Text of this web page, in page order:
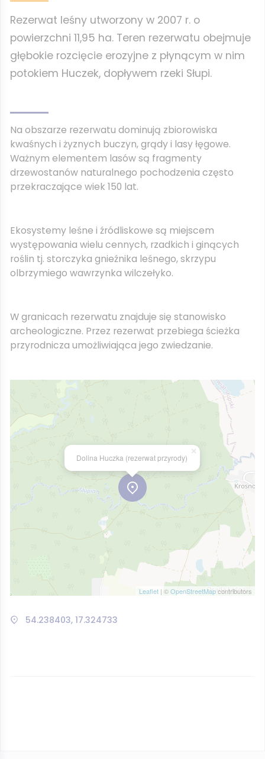
Rezerwat leśny utworzony w 2007 r. o
powierzchni 11,95 ha. Teren rezerwatu obejmuje
głębokie rozcięcie erozyjne z płynącym w nim
potokiem Huczek, dopływem rzeki Słupi.
Na obszarze rezerwatu dominują zbiorowiska
kwaśnych i żyznych buczyn, grądy i lasy łęgowe.
Ważnym elementem lasów są fragmenty
drzewostanów naturalnego pochodzenia często
przekraczające wiek 150 lat.
Ekosystemy leśne i źródliskowe są miejscem
występowania wielu cennych, rzadkich i ginących
roślin tj. storczyka gnieźnika leśnego, skrzypu
olbrzymiego wawrzynka wilczełyko.
W granicach rezerwatu znajduje się stanowisko
archeologiczne. Przez rezerwat przebiega ścieżka
przyrodnicza umożliwiająca jego zwiedzanie.
Dolina Huczka (rezerwat przyrody)
×
Leaflet | ©OpenStreetMapcontributors
54.238403, 17.324733